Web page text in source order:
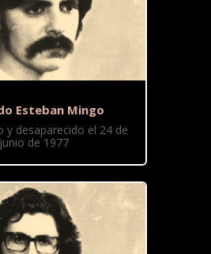
Esteban Mingo
y desaparecido el 24 de
junio de 1977